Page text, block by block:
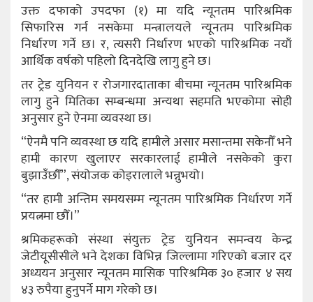
उक्त दफाको उपदफा (१) मा यदि न्यूनतम पारिश्रमिक
सिफारिस गर्न नसकेमा मन्त्रालयले न्यूनतम पारिश्रमिक
निर्धारण गर्ने छ। र, त्यसरी निर्धारण भएको पारिश्रमिक नयाँ
आर्थिक वर्षको पहिलो दिनदेखि लागु हुने छ।
तर ट्रेड युनियन र रोजगारदाताका बीचमा न्यूनतम पारिश्रमिक
लागु हुने मितिका सम्बन्धमा अन्यथा सहमति भएकोमा सोही
अनुसार हुने ऐनमा व्यवस्था छ।
“ऐनमै पनि व्यवस्था छ यदि हामीले असार मसान्तमा सकेनौँ भने
हामी कारण खुलाएर सरकारलाई हामीले नसकेको कुरा
बुझाउँछौँ”, संयोजक कोइरालाले भन्नुभयो।
“तर हामी अन्तिम समयसम्म न्यूनतम पारिश्रमिक निर्धारण गर्ने
प्रयत्नमा छौँ।”
श्रमिकहरूको संस्था संयुक्त ट्रेड युनियन समन्वय केन्द्र
जेटीयूसीसीले भने देशका विभिन्न जिल्लामा गरिएको बजार दर
अध्ययन अनुसार न्यूनतम मासिक पारिश्रमिक ३० हजार ४ सय
४३ रुपैया हुनुपर्ने माग गरेको छ।